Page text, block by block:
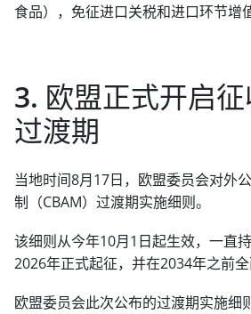
食品），免征进口关税和进口环节增
3. 欧盟正式开启征
过渡期
当地时间8月17日，欧盟委员会对外
制（CBAM）过渡期实施细则。
该细则从今年10月1日起生效，一直
2026年正式起征，并在2034年之前全
欧盟委员会此次公布的过渡期实施细